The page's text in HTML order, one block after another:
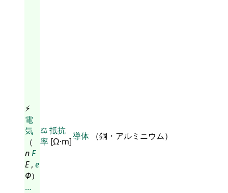
⚡
電
気
（
nF
E, e
Φ）
…
⚖️抵抗
率 [Ω·m]導体 （銅・アルミニウム）